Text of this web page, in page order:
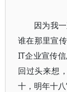
因为我
谁在那里宣
IT企业宣传
回过头来想
十，明年十